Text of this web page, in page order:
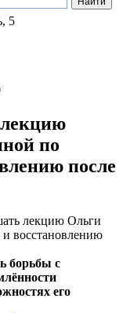
5
по
после
лекцию Ольги
восстановлению
борьбы с
его